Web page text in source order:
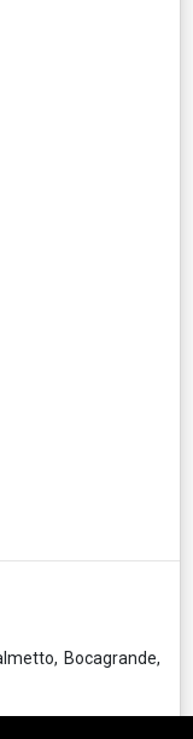
Bocagrande,